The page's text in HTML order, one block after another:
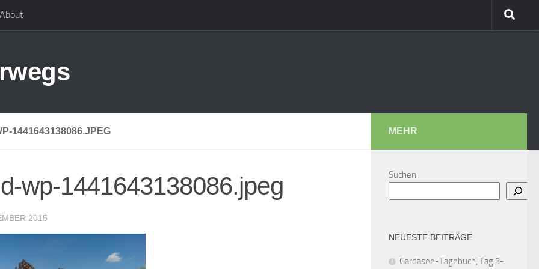
About
1441643138086.JPEG
wp-1441643138086.jpeg
2015
MEHR
Suchen
NEUESTE BEITRÄGE
Gardasee-Tagebuch, Tag 3-